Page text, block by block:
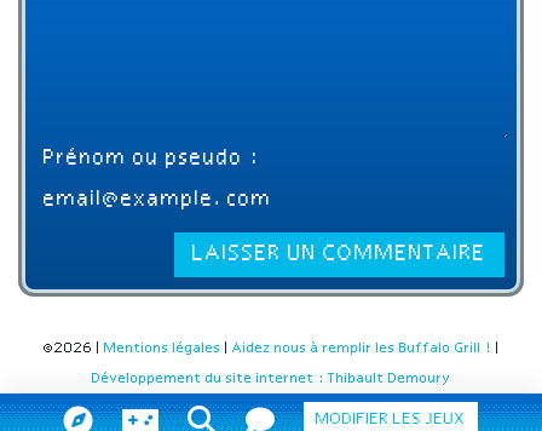
©2026 | Mentions légales Aidez nous à remplir les Buffalo Grill !
Développement du site internet : Thibault Demoury
MODIFIER LES JEUX